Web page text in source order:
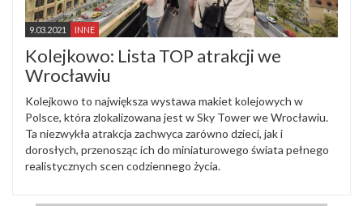
9.03.2021 INNE
Kolejkowo: Lista TOP atrakcji we
Wrocławiu
Kolejkowo to największa wystawa makiet kolejowych w
Polsce, która zlokalizowana jest w Sky Tower we Wrocławiu.
Ta niezwykła atrakcja zachwyca zarówno dzieci, jak i
dorosłych, przenosząc ich do miniaturowego świata pełnego
realistycznych scen codziennego życia.